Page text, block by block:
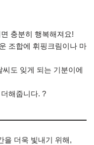
충분히 행복해져요!
조합에 휘핑크림이나 마
도 잊게 되는 기분이에
해줍니다. ?
을 더욱 빛내기 위해,